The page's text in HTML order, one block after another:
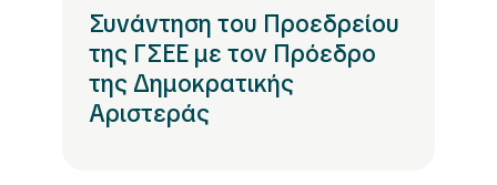
Συνάντηση του Προεδρείου
της ΓΣΕΕ με τον Πρόεδρο
της Δημοκρατικής
Αριστεράς